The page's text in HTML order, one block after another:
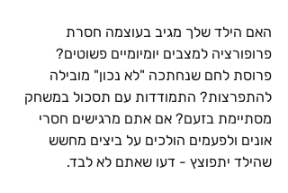
האם הילד שלך מגיב בעוצמה חסרת
פרופורציה למצבים יומיומיים פשוטים?
פרוסת לחם שנחתכה "לא נכון" מובילה
להתפרצות? התמודדות עם תסכול במשחק
מסתיימת בזעם? אם אתם מרגישים חסרי
אונים ולפעמים הולכים על ביצים מחשש
שהילד יתפוצץ - דעו שאתם לא לבד.